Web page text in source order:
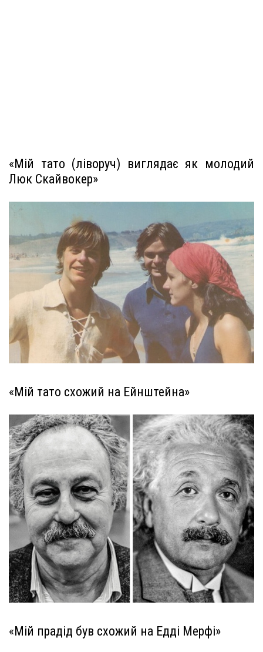
«Мій тато (ліворуч) виглядає як молодий
Люк Скайвокер»
«Мій тато схожий на Ейнштейна»
«Мій прадід був схожий на Едді Мерфі»